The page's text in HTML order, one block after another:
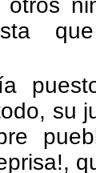
otros
su